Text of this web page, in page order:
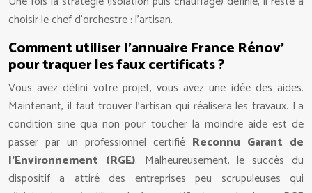
choisir le chef d’orchestre : l’artisan.
Comment utiliser l’annuaire France Rénov’
pour traquer les faux certificats ?
Vous avez défini votre projet, vous avez une idée des aides.
Maintenant, il faut trouver l’artisan qui réalisera les travaux. La
condition sine qua non pour toucher la moindre aide est de
passer par un professionnel certifié Reconnu Garant de
l’Environnement (RGE). Malheureusement, le succès du
dispositif a attiré des entreprises peu scrupuleuses qui